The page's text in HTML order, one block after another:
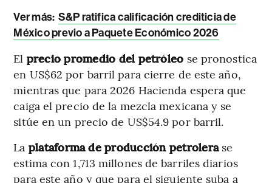
Ver más: S&P ratifica calificación crediticia de
México previo a Paquete Económico 2026
El precio promedio del petróleo se pronostica
en US$62 por barril para cierre de este año,
mientras que para 2026 Hacienda espera que
caiga el precio de la mezcla mexicana y se
sitúe en un precio de US$54.9 por barril.
La plataforma de producción petrolera se
estima con 1,713 millones de barriles diarios
para este año y que para el siguiente suba a